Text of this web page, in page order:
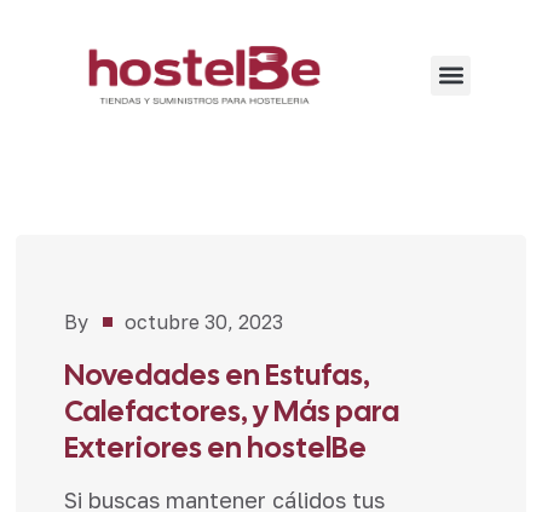
Novedades ,
Promociones
By octubre 30, 2023
Novedades en Estufas,
Calefactores, y Más para
Exteriores en hostelBe
Si buscas mantener cálidos tus